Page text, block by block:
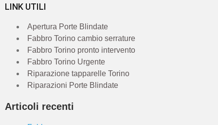
LINK UTILI
Apertura Porte Blindate
Fabbro Torino cambio serrature
Fabbro Torino pronto intervento
Fabbro Torino Urgente
Riparazione tapparelle Torino
Riparazioni Porte Blindate
Articoli recenti